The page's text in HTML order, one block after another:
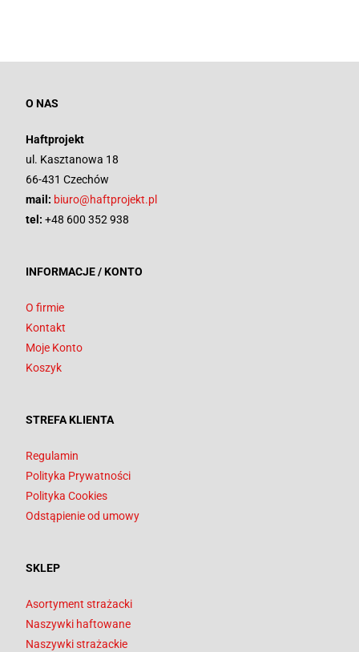
O NAS
Haftprojekt
ul. Kasztanowa 18
66-431 Czechów
mail: biuro@haftprojekt.pl
tel: +48 600 352 938
INFORMACJE / KONTO
O firmie
Kontakt
Moje Konto
Koszyk
STREFA KLIENTA
Regulamin
Polityka Prywatności
Polityka Cookies
Odstąpienie od umowy
SKLEP
Asortyment strażacki
Naszywki haftowane
Naszywki strażackie